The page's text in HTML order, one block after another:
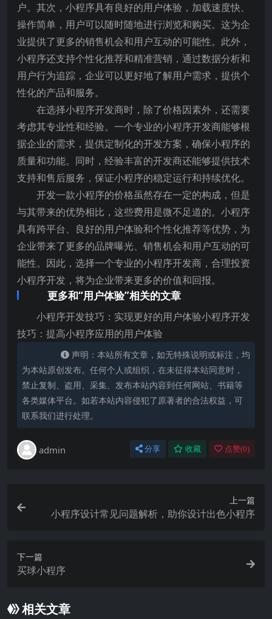
户。其次，小程序具有良好的用户体验，加载速度快、
操作简单，用户可以随时随地进行浏览和购买。这为企
业提供了更多的销售机会和用户互动的可能性。此外，
小程序还支持个性化推荐和精准营销，通过数据分析和
用户行为追踪，企业可以更好地了解用户需求，提供个
性化的产品和服务。
在选择小程序开发商时，除了价格因素外，还需要
考虑其专业性和经验。一个专业的小程序开发商能够根
据企业的需求，提供定制化的开发方案，确保小程序的
质量和功能。同时，经验丰富的开发商还能够提供技术
支持和售后服务，保证小程序的稳定运行和持续优化。
开发一款小程序的价格虽然存在一定的构成，但是
与其带来的优势相比，这些费用是微不足道的。小程序
具有跨平台、良好的用户体验和个性化推荐等优势，为
企业带来了更多的品牌曝光、销售机会和用户互动的可
能性。因此，选择一个专业的小程序开发商，合理投资
小程序开发，将为企业带来更多的价值和回报。
更多和“用户体验”相关的文章
小程序开发技巧：实现更好的用户体验小程序开发
技巧：提高小程序应用的用户体验
声明：本站所有文章，如无特殊说明或标注，均
为本站原创发布。任何个人或组织，在未征得本站同意时，
禁止复制、盗用、采集、发布本站内容到任何网站、书籍等
各类媒体平台。如若本站内容侵犯了原著者的合法权益，可
联系我们进行处理。
admin 分享 收藏 点赞(0)
上一篇
小程序设计常见问题解析，助你设计出色小程序
下一篇
买球小程序
相关文章